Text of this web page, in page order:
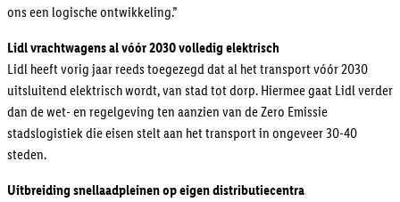
ons een logische ontwikkeling.”
Lidl vrachtwagens al vóór 2030 volledig elektrisch
Lidl heeft vorig jaar reeds toegezegd dat al het transport vóór 2030
uitsluitend elektrisch wordt, van stad tot dorp. Hiermee gaat Lidl verder
dan de wet- en regelgeving ten aanzien van de Zero Emissie
stadslogistiek die eisen stelt aan het transport in ongeveer 30-40
steden.
Uitbreiding snellaadpleinen op eigen distributiecentra